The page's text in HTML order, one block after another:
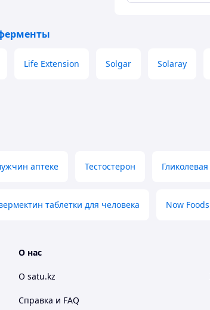
Life Extension Solgar Solaray
аптеке Тестостерон
таблетки для человека Now Foods
О нас
О satu.kz
Справка и FAQ